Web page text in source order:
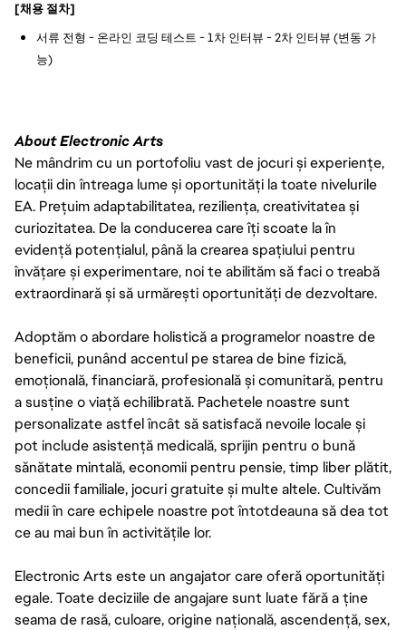
[채용 절차]
서류 전형 - 온라인 코딩 테스트 - 1차 인터뷰 - 2차 인터뷰 (변동 가
능)
About Electronic Arts
Ne mândrim cu un portofoliu vast de jocuri și experiențe,
locații din întreaga lume și oportunități la toate nivelurile
EA. Prețuim adaptabilitatea, reziliența, creativitatea și
curiozitatea. De la conducerea care îți scoate la în
evidență potențialul, până la crearea spațiului pentru
învățare și experimentare, noi te abilităm să faci o treabă
extraordinară și să urmărești oportunități de dezvoltare.
Adoptăm o abordare holistică a programelor noastre de
beneficii, punând accentul pe starea de bine fizică,
emoțională, financiară, profesională și comunitară, pentru
a susține o viață echilibrată. Pachetele noastre sunt
personalizate astfel încât să satisfacă nevoile locale și
pot include asistență medicală, sprijin pentru o bună
sănătate mintală, economii pentru pensie, timp liber plătit,
concedii familiale, jocuri gratuite și multe altele. Cultivăm
medii în care echipele noastre pot întotdeauna să dea tot
ce au mai bun în activitățile lor.
Electronic Arts este un angajator care oferă oportunități
egale. Toate deciziile de angajare sunt luate fără a ține
seama de rasă, culoare, origine națională, ascendență, sex,